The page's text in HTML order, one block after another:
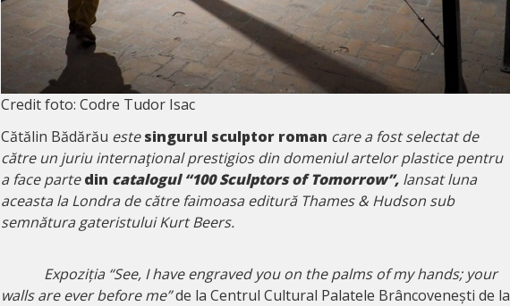
Credit foto: Codre Tudor Isac
Cătălin Bădărău estesingurul sculptor roman care a fost selectat de
către un juriu internaţional prestigios din domeniul artelor plastice pentru
a face parte din catalogul “100 Sculptors of Tomorrow”, lansat luna
aceasta la Londra de către faimoasa editură Thames & Hudson sub
semnătura gateristului Kurt Beers.
Expoziția “See, I have engraved you on the palms of my hands; your
walls are ever before me”de la Centrul Cultural Palatele Brâncovenești de la